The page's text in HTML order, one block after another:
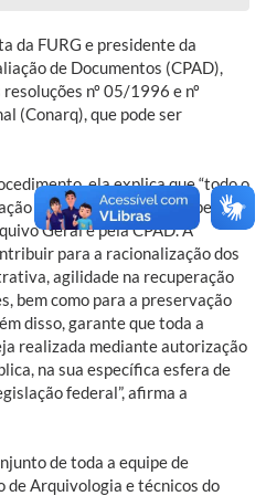
da FURG e presidente da
de Documentos (CPAD),
nº 05/1996 e nº
(Conarq), que pode ser
ela explica que “todo o
documental realizada pela
Geral e pela CPAD. A
para a racionalização dos
agilidade na recuperação
bem como para a preservação
disso, garante que toda a
realizada mediante autorização
na sua específica esfera de
federal”, afirma a
de toda a equipe de
de Arquivologia e técnicos do